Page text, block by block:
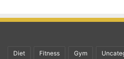
Diet Fitness Gym